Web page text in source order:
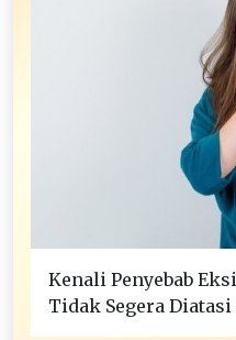
Kenali Penyebab
Tidak Segera Diatasi